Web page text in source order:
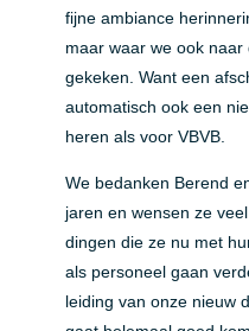
fijne ambiance
maar waar we ook
gekeken. Want een
automatisch ook een
heren als voor VBVB.
We bedanken Berend
jaren en wensen ze
dingen die ze nu met
als personeel gaan
leiding van onze nieuw